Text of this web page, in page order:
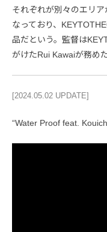
それぞれが別々のエリ
なっており、
品だという。監督は
がけたRui Kawaiが務めた
[2024.05.02 UPDATE]
“Water Proof feat.